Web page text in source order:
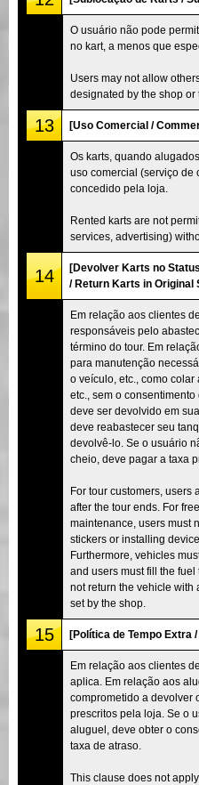
O usuário não pode
no kart, a menos que
Users may not allow
designated by the shop or
13 [Uso Comercial /
Os karts, quando
uso comercial (serviço de
concedido pela loja.
Rented karts are not
services, advertising)
14
[Devolver Karts no
/ Return Karts in Original
Em relação aos clientes
responsáveis pelo
término do tour. Em
para manutenção
o veículo, etc., como colar
etc., sem o consentimento
deve ser devolvido em
deve reabastecer seu
devolvê-lo. Se o usuário
cheio, deve pagar a taxa
For tour customers, users
after the tour ends. For
maintenance, users must
stickers or installing
Furthermore, vehicles
and users must fill the
not return the vehicle with
set by the shop.
15 [Política de Tempo Extra
Em relação aos clientes
aplica. Em relação aos
comprometido a devolver
prescritos pela loja. Se o
aluguel, deve obter o
taxa de atraso.
This clause does not